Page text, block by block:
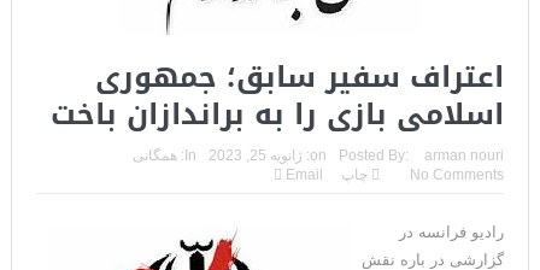
اعتراف سفیر سابق؛ جمهوری
اسلامی بازی را به براندازان باخت
Posted By: arman nouri
on: ژانویه 25, 2023 In: همگانی
No Comments
چاپ Email
رادیو فرانسه در
گزارشی در باره نقش